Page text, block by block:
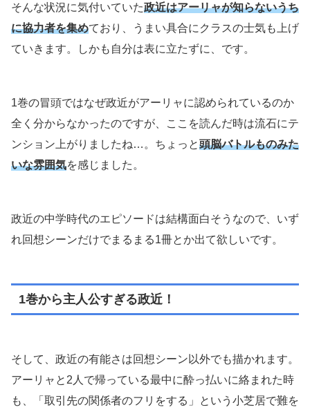
そんな状況に気付いていた政近はアーリャが知らないうち
に協力者を集めており、うまい具合にクラスの士気も上げ
ていきます。しかも自分は表に立たずに、です。
1巻の冒頭ではなぜ政近がアーリャに認められているのか
全く分からなかったのですが、ここを読んだ時は流石にテ
ンション上がりましたね…。ちょっと頭脳バトルものみた
いな雰囲気を感じました。
政近の中学時代のエピソードは結構面白そうなので、いず
れ回想シーンだけでまるまる1冊とか出て欲しいです。
1巻から主人公すぎる政近！
そして、政近の有能さは回想シーン以外でも描かれます。
アーリャと2人で帰っている最中に酔っ払いに絡まれた時
も、「取引先の関係者のフリをする」という小芝居で難を